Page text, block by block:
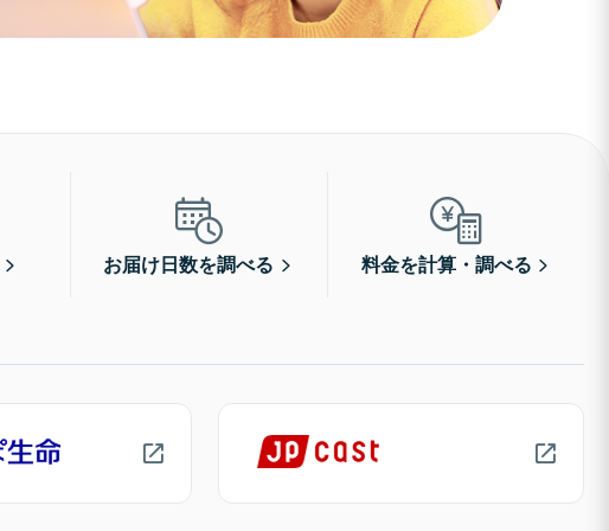
お届け日数を調べる 料金を計算・調べる